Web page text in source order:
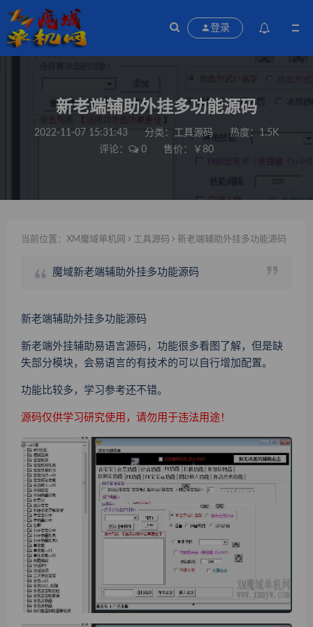
登录
新老端辅助外挂多功能源码
2022-11-07 15:31:43 分类： 工具源码
热度：1.5K
评论：
0 售价：￥80
当前位置： XM魔域单机网 工具源码 新老端辅助外挂多功能源码
魔域新老端辅助外挂多功能源码
新老端辅助外挂多功能源码
新老端外挂辅助易语言源码，功能很多看图了解，但是缺
失部分模块，会易语言的有技术的可以自行增加配置。
功能比较多，学习参考还不错。
源码仅供学习研究使用，请勿用于违法用途！